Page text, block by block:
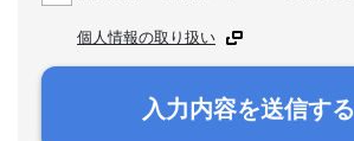
個人情報の取り扱い
入力内容を送信する